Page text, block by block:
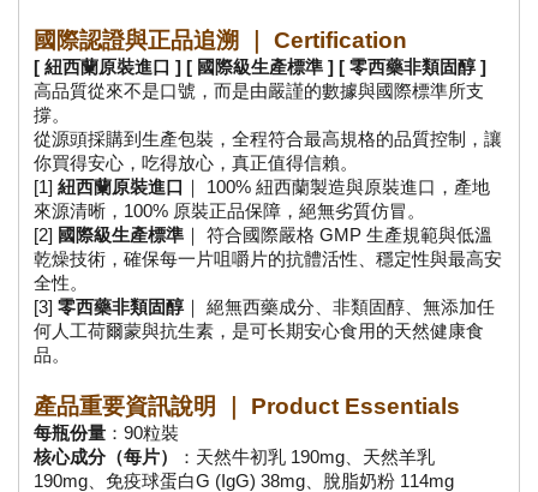
國際認證與正品追溯 ｜ Certification
[ 紐西蘭原裝進口 ] [ 國際級生產標準 ] [ 零西藥非類固醇 ]
高品質從來不是口號，而是由嚴謹的數據與國際標準所支
撐。
從源頭採購到生產包裝，全程符合最高規格的品質控制，讓
你買得安心，吃得放心，真正值得信賴。
[1] 紐西蘭原裝進口 ｜ 100% 紐西蘭製造與原裝進口，產地
來源清晰，100% 原裝正品保障，絕無劣質仿冒。
[2] 國際級生產標準 ｜ 符合國際嚴格 GMP 生產規範與低溫
乾燥技術，確保每一片咀嚼片的抗體活性、穩定性與最高安
全性。
[3] 零西藥非類固醇｜ 絕無西藥成分、非類固醇、無添加任
何人工荷爾蒙與抗生素，是可长期安心食用的天然健康食
品。
產品重要資訊說明 ｜ Product Essentials
每瓶份量 ：90粒裝
核心成分（每片）
：天然牛初乳 190mg、天然羊乳
190mg、免疫球蛋白G (IgG) 38mg、脫脂奶粉 114mg